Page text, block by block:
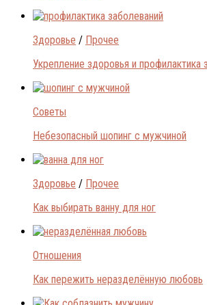
Здоровье / Прочее
Укрепление здоровья и профилактика
Советы
Небезопасный шопинг с мужчиной
Здоровье / Прочее
Как выбирать ванну для ног
Отношения
Как пережить неразделённую любовь